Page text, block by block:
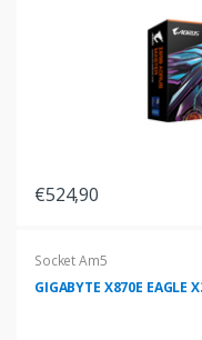
€524,90
Socket Am5
GIGABYTE X870E EAGLE